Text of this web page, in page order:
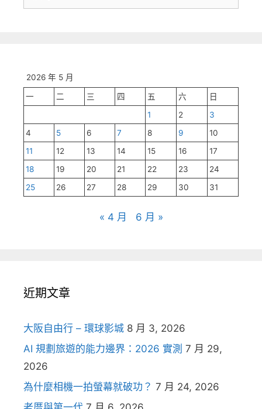
尋:
2026 年 5 月
一 二 三 四 五 六
日
1
2
3
4
5 6 7 8 9
10
11
12 13 14 15 16
17
18
19 20 21 22 23
24
25
26 27 28 29 30 31
« 4 月 6 月 »
近期文章
大阪自由行 – 環球影城 8 月 3, 2026
AI 規劃旅遊的能力邊界：2026 實測 7 月 29,
2026
為什麼相機一拍螢幕就破功？ 7 月 24, 2026